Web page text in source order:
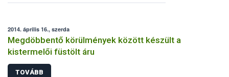
2014. április 16., szerda
Megdöbbentő körülmények között készült a
kistermelői füstölt áru
TOVÁBB